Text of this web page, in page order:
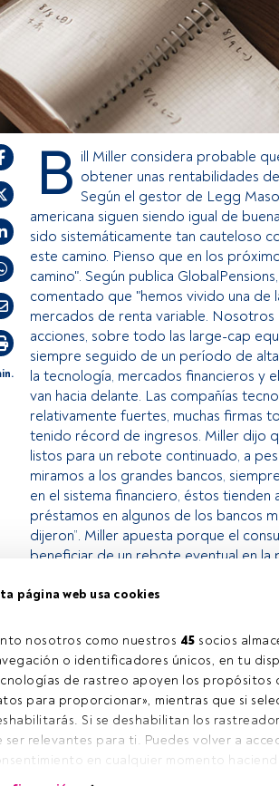
página web usa cookies
nosotros como nuestros 45 socios
o identificadores únicos, en tu
de rastreo apoyen los propósitos
para proporcionar», mientras que si
Si se deshabilitan los
ser relevantes para ti. Puedes volver a
en cualquier momento
parte inferior de la página web (o en el
B ill Miller considera probable
obtener unas rentabilidades
Según el gestor de Legg
americana siguen siendo igual de
sido sistemáticamente tan cauteloso
este camino. Pienso que en los
camino". Según publica
comentado que "hemos vivido una de
mercados de renta variable.
acciones, sobre todo las large-cap
siempre seguido de un período de
la tecnología, mercados financieros y
van hacia delante. Las compañías
relativamente fuertes, muchas firmas
tenido récord de ingresos. Miller dijo
listos para un rebote continuado, a
miramos a los grandes bancos,
en el sistema financiero, éstos
préstamos en algunos de los bancos
dijeron”. Miller apuesta porque el
beneficiar de un rebote eventual en la
estás registrado, accede desde el
invitamos a registrarte y disfrutar
Accede
Email contacto